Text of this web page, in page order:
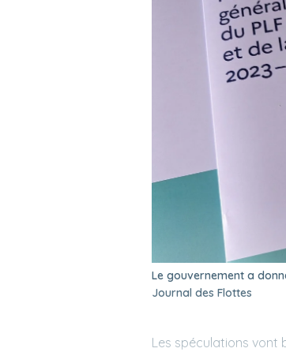
Le gouvernement a
Journal des Flottes
Les spéculations vont